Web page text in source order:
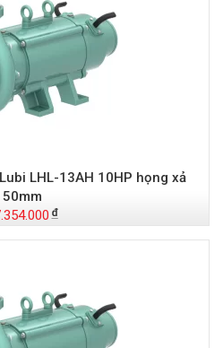
LHL-13AH 10HP họng xả
50mm